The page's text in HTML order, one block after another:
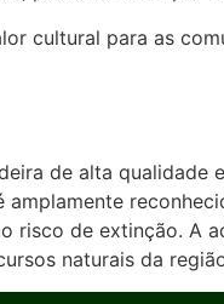
cultural para as
de alta qualidade
risco de extinção. A
naturais da